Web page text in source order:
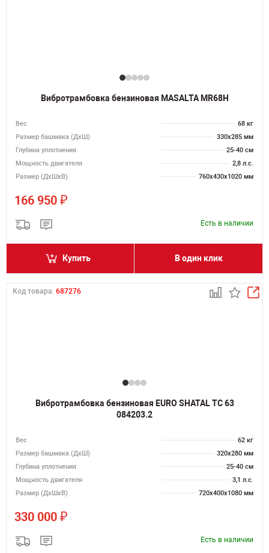
Вибротрамбовка бензиновая MASALTA MR68H
Вес
68 кг
Размер башмака (ДхШ)
330х285 мм
Глубина уплотнения
25-40 см
Мощность двигателя
2,8 л.с.
Размер (ДхШхВ)
760х430х1020 мм
166 950 ₽
Есть в наличии
Купить В один клик
Код товара: 687276
Вибротрамбовка бензиновая EURO SHATAL TC 63
084203.2
Вес
62 кг
Размер башмака (ДхШ)
320x280 мм
Глубина уплотнения
25-40 см
Мощность двигателя
3,1 л.с.
Размер (ДхШхВ)
720х400х1080 мм
330 000 ₽
Есть в наличии